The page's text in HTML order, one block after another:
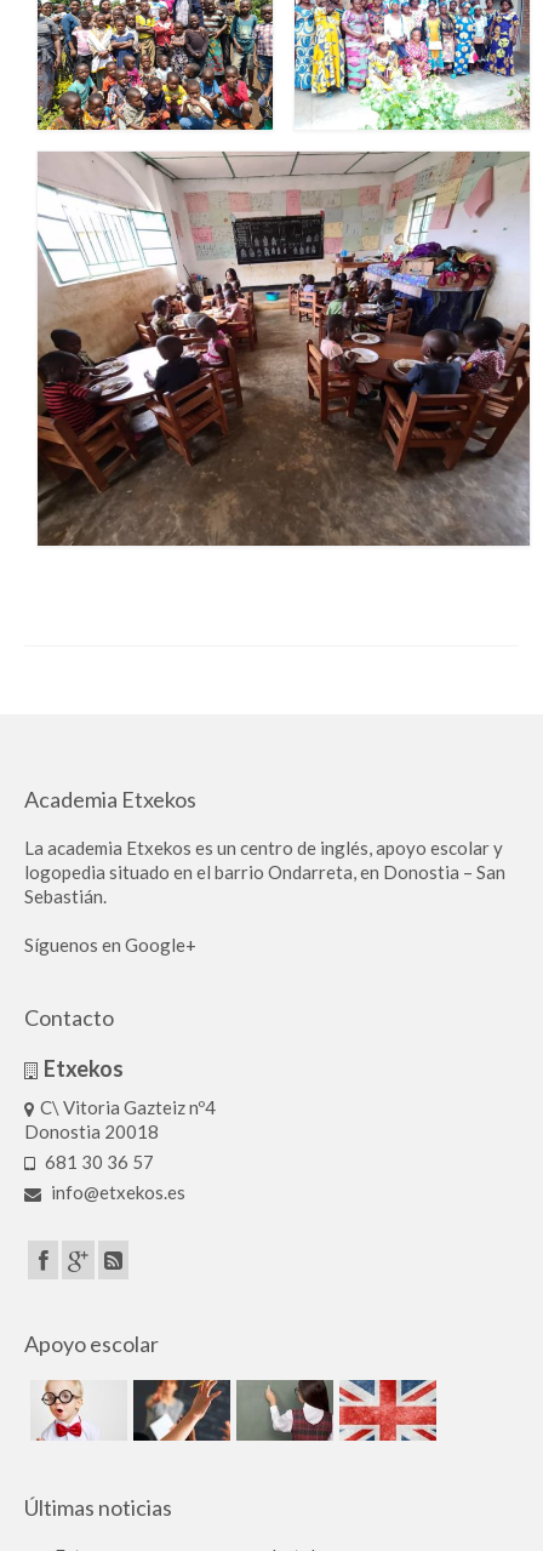
Academia Etxekos
La academia Etxekos es un centro de inglés, apoyo escolar y
logopedia situado en el barrio Ondarreta, en Donostia – San
Sebastián.
Síguenos en Google+
Contacto
Etxekos
C\ Vitoria Gazteiz nº4
Donostia 20018
681 30 36 57
info@etxekos.es
Apoyo escolar
Últimas noticias